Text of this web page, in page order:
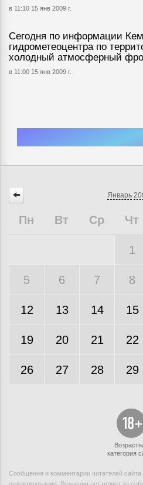
в 11:10 15 янв 2009 г.
Сегодня по информации
гидрометеоцентра по
холодный атмосферный
в 11:00 15 янв 2009 г.
Январь
Пн Вт Ср Чт
1
5 6 7 8
12 13 14 15
19 20 21 22
26 27 28 29
категория
Сообщения и комментарии читателей